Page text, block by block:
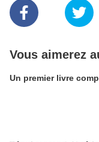
Vous aimerez
Un premier livre